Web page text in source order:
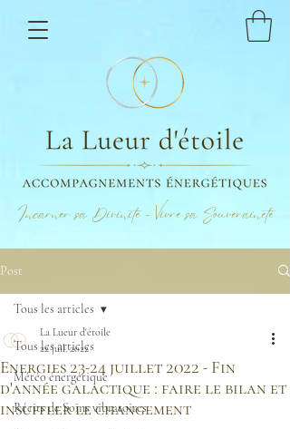
Incarner sa Divinité - Vivre sa Souveraineté
Post
Tous les articles
Météo énergétique
Récits de Soins vibratoires
Tous les articles
Energies 23-24 juillet 2022 - Fin
d'année galactique : faire le bilan et
insuffler le changement
La Lueur d'étoile
22 juil. 2022